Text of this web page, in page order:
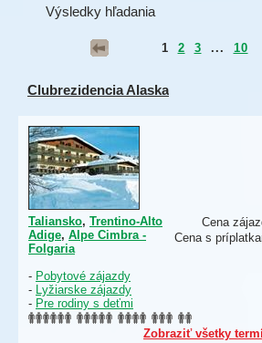
Výsledky hľadania
1 2 3 ... 10
Clubrezidencia Alaska
Cena
Cena s
Taliansko, Trentino-Alto
Adige, Alpe Cimbra -
Folgaria
- Pobytové zájazdy
- Lyžiarske zájazdy
- Pre rodiny s deťmi
Zobraziť všetky